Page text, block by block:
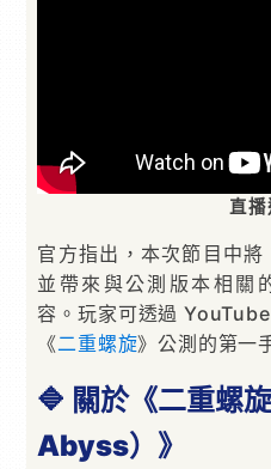
直
官方指出，本次節目中將
並帶來與公測版本相關
容。玩家可透過
《二重螺旋》公測的第一
🔷 關於《二重螺
Abyss）》